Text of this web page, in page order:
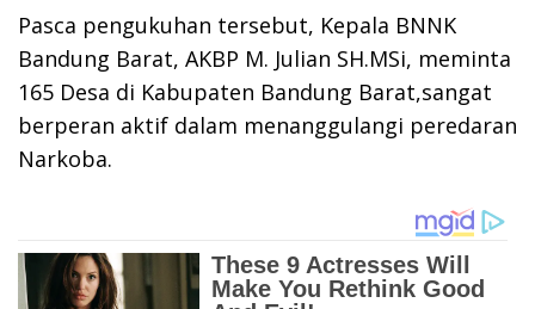
Pasca pengukuhan tersebut, Kepala BNNK
Bandung Barat, AKBP M. Julian SH.MSi, meminta
165 Desa di Kabupaten Bandung Barat,sangat
berperan aktif dalam menanggulangi peredaran
Narkoba.